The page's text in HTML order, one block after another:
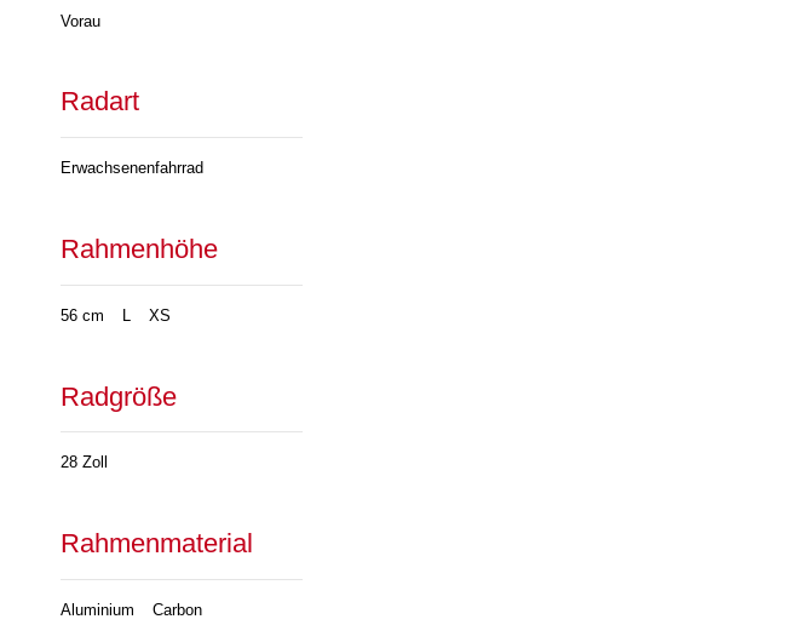
Vorau
Radart
Erwachsenenfahrrad
Rahmenhöhe
56 cm XS
Radgröße
28 Zoll
Rahmenmaterial
Aluminium Carbon